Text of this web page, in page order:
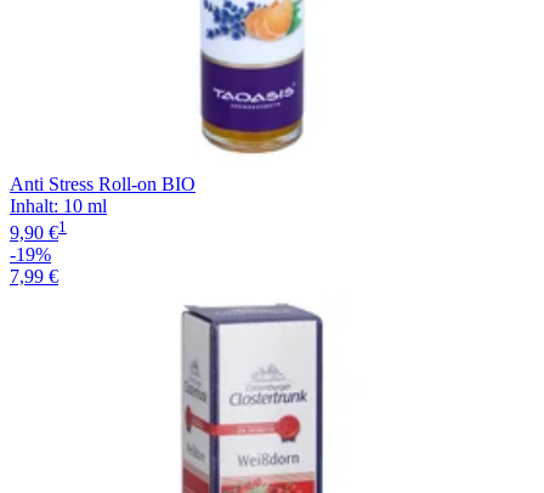
Anti Stress Roll-on BIO
Inhalt: 10 ml
9,90 €1
-19%
7,99 €